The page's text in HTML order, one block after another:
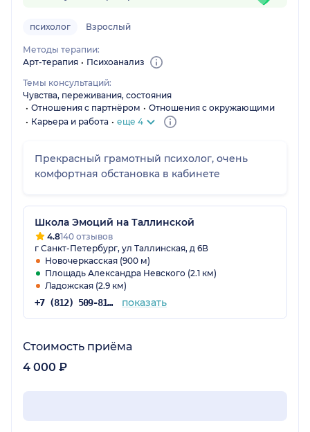
психолог Взрослый
Методы терапии:
Арт-терапия
Психоанализ
Темы консультаций:
Чувства, переживания, состояния
Отношения с партнёром
Отношения с окружающими
Карьера и работа
еще 4
Прекрасный грамотный психолог, очень
комфортная обстановка в кабинете
Школа Эмоций на Таллинской
4.8140 отзывов
г Санкт-Петербург, ул Таллинская, д 6В
Новочеркасская (900 м)
Площадь Александра Невского (2.1 км)
Ладожская (2.9 км)
+7 (812) 509-81-85 показать
Стоимость приёма
4 000 ₽